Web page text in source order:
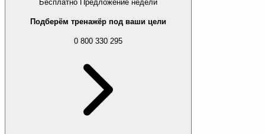
Бесплатно Предложение недели
Подберём тренажёр под ваши цели
0 800 330 295